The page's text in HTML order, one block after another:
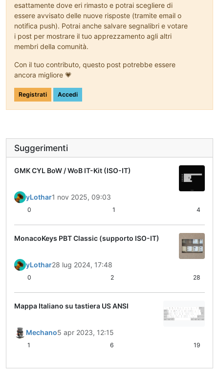
esattamente dove eri rimasto e potrai scegliere di
essere avvisato delle nuove risposte (tramite email o
notifica push). Potrai anche salvare segnalibri e votare
i post per mostrare il tuo apprezzamento agli altri
membri della comunità.
Con il tuo contributo, questo post potrebbe essere
ancora migliore 💗
Registrati Accedi
Suggerimenti
GMK CYL BoW / WoB IT-Kit (ISO-IT)
yLothar1 nov 2025, 09:03
0 1 4
MonacoKeys PBT Classic (supporto ISO-IT)
yLothar28 lug 2024, 17:48
0 2 28
Mappa Italiano su tastiera US ANSI
Mechano5 apr 2023, 12:15
1 6 19